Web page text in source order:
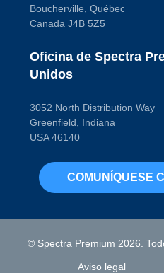
Boucherville, Québec
Canada J4B 5Z5
Oficina de Spectra
Unidos
3052 North Distribution Way
Greenfield, Indiana
USA 46140
COMUNÍQUESE
© Spectra Premium 2026.
Aviso legal